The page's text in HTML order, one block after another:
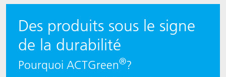
Des produits sous le signe
de la durabilité
Pourquoi ACTGreen®?